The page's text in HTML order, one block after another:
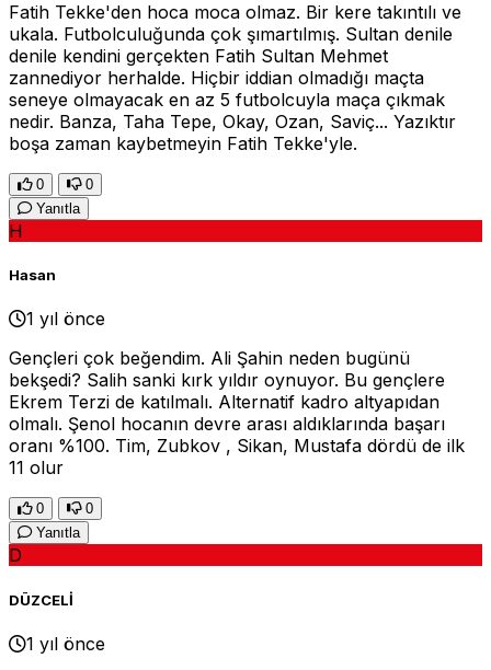
Fatih Tekke'den hoca moca olmaz. Bir kere takıntılı ve
ukala. Futbolculuğunda çok şımartılmış. Sultan denile
denile kendini gerçekten Fatih Sultan Mehmet
zannediyor herhalde. Hiçbir iddian olmadığı maçta
seneye olmayacak en az 5 futbolcuyla maça çıkmak
nedir. Banza, Taha Tepe, Okay, Ozan, Saviç... Yazıktır
boşa zaman kaybetmeyin Fatih Tekke'yle.
0
0
Yanıtla
H
Hasan
1 yıl önce
Gençleri çok beğendim. Ali Şahin neden bugünü
bekşedi? Salih sanki kırk yıldır oynuyor. Bu gençlere
Ekrem Terzi de katılmalı. Alternatif kadro altyapıdan
olmalı. Şenol hocanın devre arası aldıklarında başarı
oranı %100. Tim, Zubkov , Sikan, Mustafa dördü de ilk
11 olur
0
0
Yanıtla
D
DÜZCELİ
1 yıl önce